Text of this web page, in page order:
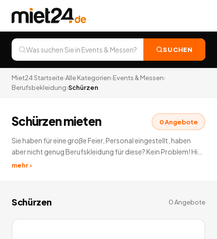
SUCHEN
Miet24 Startseite›Alle Kategorien›Events & Messen›
Berufsbekleidung›Schürzen
Schürzen mieten 0Angebote
Sie haben für eine große Feier, Personal eingestellt, haben
aber nicht genug Berufskleidung für diese? Kein Problem! Hier
können Sie schnell und unkompliziert die passende
mehr ›
Schürzen 0Angebote